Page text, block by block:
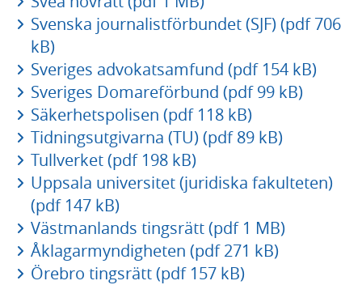
Svenska journalistförbundet (SJF) (pdf 706
kB)
Sveriges advokatsamfund (pdf 154 kB)
Sveriges Domareförbund (pdf 99 kB)
Säkerhetspolisen (pdf 118 kB)
Tidningsutgivarna (TU) (pdf 89 kB)
Tullverket (pdf 198 kB)
Uppsala universitet (juridiska fakulteten)
(pdf 147 kB)
Västmanlands tingsrätt (pdf 1 MB)
Åklagarmyndigheten (pdf 271 kB)
Örebro tingsrätt (pdf 157 kB)